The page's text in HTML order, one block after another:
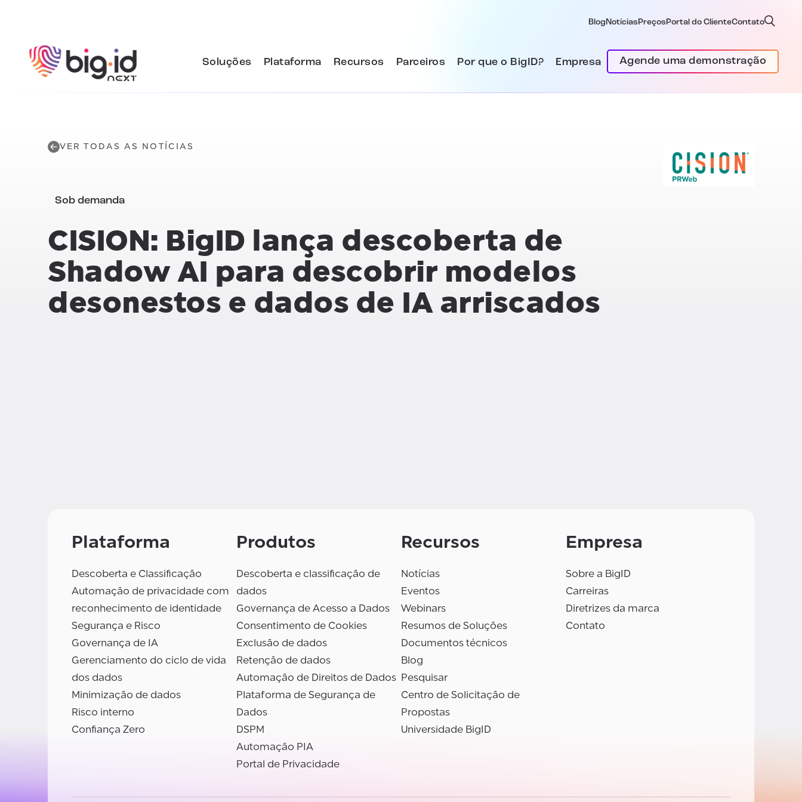
Blog Notícias Preços Portal do ClienteContato
Soluções Plataforma Recursos Parceiros Por que o BigID? Empresa Agende uma demonstração
VER TODAS AS NOTÍCIAS
Sob demanda
CISION: BigID lança descoberta de
Shadow AI para descobrir modelos
desonestos e dados de IA arriscados
Plataforma
Descoberta e Classificação
Automação de privacidade com
reconhecimento de identidade
Segurança e Risco
Governança de IA
Gerenciamento do ciclo de vida
dos dados
Minimização de dados
Risco interno
Confiança Zero
Produtos
Descoberta e classificação de
dados
Governança de Acesso a Dados
Consentimento de Cookies
Exclusão de dados
Retenção de dados
Automação de Direitos de Dados
Plataforma de Segurança de
Dados
DSPM
Automação PIA
Portal de Privacidade
Recursos
Notícias
Eventos
Webinars
Resumos de Soluções
Documentos técnicos
Blog
Pesquisar
Centro de Solicitação de
Propostas
Universidade BigID
Empresa
Sobre a BigID
Carreiras
Diretrizes da marca
Contato